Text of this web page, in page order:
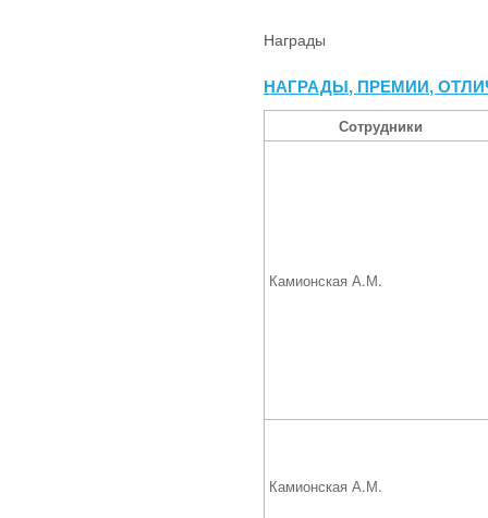
Награды
НАГРАДЫ, ПРЕМИИ,
Сотрудники
Камионская А.М.
Камионская А.М.